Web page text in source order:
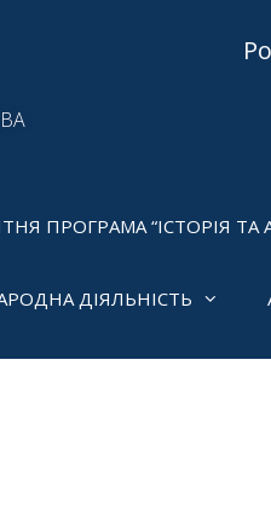
ПРОГРАМА “ІСТОРІЯ ТА
ДІЯЛЬНІСТЬ